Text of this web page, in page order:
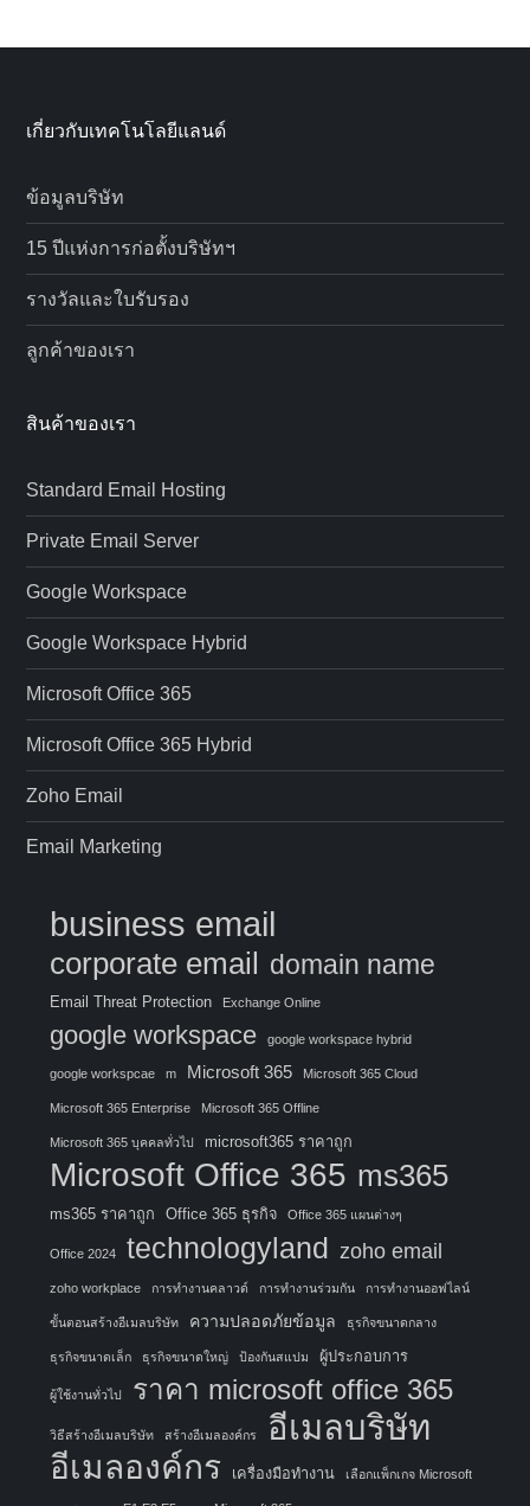
เกี่ยวกับเทคโนโลยีแลนด์
ข้อมูลบริษัท
15 ปีแห่งการก่อตั้งบริษัทฯ
รางวัลและใบรับรอง
ลูกค้าของเรา
สินค้าของเรา
Standard Email Hosting
Private Email Server
Google Workspace
Google Workspace Hybrid
Microsoft Office 365
Microsoft Office 365 Hybrid
Zoho Email
Email Marketing
business email
corporate email domain name
Email Threat Protection Exchange Online
google workspace google workspace hybrid
google workspcae m Microsoft 365 Microsoft 365 Cloud
Microsoft 365 Enterprise Microsoft 365 Offline
Microsoft 365 บุคคลทั่วไป microsoft365 ราคาถูก
Microsoft Office 365 ms365
ms365 ราคาถูก Office 365 ธุรกิจ Office 365 แผนต่างๆ
Office 2024 technologyland zoho email
zoho workplace การทำงานคลาวด์ การทำงานร่วมกัน การทำงานออฟไลน์
ขั้นตอนสร้างอีเมลบริษัท ความปลอดภัยข้อมูล ธุรกิจขนาดกลาง
ธุรกิจขนาดเล็ก ธุรกิจขนาดใหญ่ ป้องกันสแปม ผู้ประกอบการ
ผู้ใช้งานทั่วไป ราคา microsoft office 365
วิธีสร้างอีเมลบริษัท สร้างอีเมลองค์กร อีเมลบริษัท
อีเมลองค์กร เครื่องมือทำงาน เลือกแพ็กเกจ Microsoft